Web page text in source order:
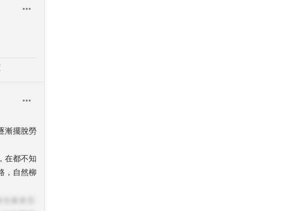
漸擺脫勞
在都不知
，自然柳